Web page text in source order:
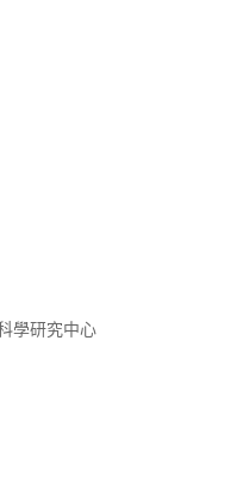
學研究中心